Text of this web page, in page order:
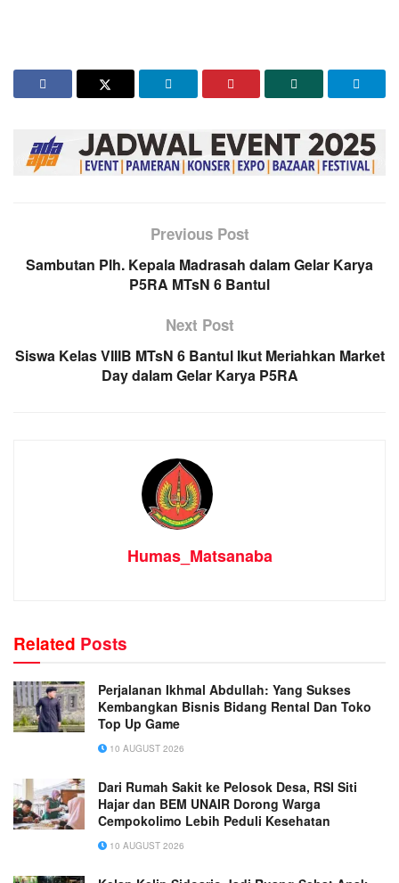
Previous Post
Sambutan Plh. Kepala Madrasah dalam Gelar Karya
P5RA MTsN 6 Bantul
Next Post
Siswa Kelas VIIIB MTsN 6 Bantul Ikut Meriahkan Market
Day dalam Gelar Karya P5RA
Humas_Matsanaba
Related Posts
Perjalanan Ikhmal Abdullah: Yang Sukses
Kembangkan Bisnis Bidang Rental Dan Toko
Top Up Game
10 AUGUST 2026
Dari Rumah Sakit ke Pelosok Desa, RSI Siti
Hajar dan BEM UNAIR Dorong Warga
Cempokolimo Lebih Peduli Kesehatan
10 AUGUST 2026